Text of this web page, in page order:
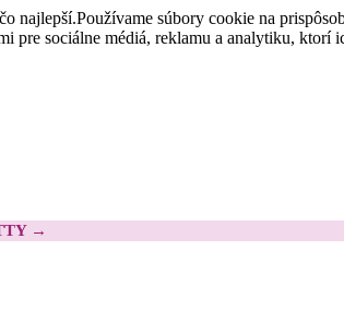
najlepší.Používame súbory cookie na
pre sociálne médiá, reklamu a analytiku, ktorí
→